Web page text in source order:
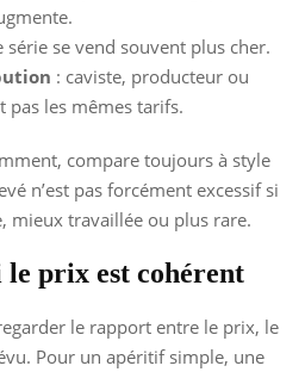
série se vend souvent plus cher.
: caviste, producteur ou
pas les mêmes tarifs.
compare toujours à style
n’est pas forcément excessif si
mieux travaillée ou plus rare.
prix est cohérent
le rapport entre le prix, le
Pour un apéritif simple, une